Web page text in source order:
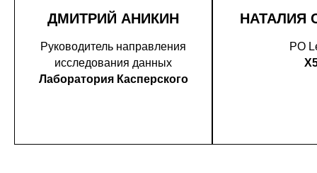
ДМИТРИЙ АНИКИН
Руководитель направления
исследования данных
Лаборатория Касперского
НАТАЛИЯ
PO